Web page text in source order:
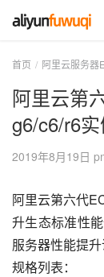
首页 阿里云服务器
阿里云第
g6/c6/r6
2019年8月19日
阿里云第六代
升生态标准性
服务器性能提
规格列表：